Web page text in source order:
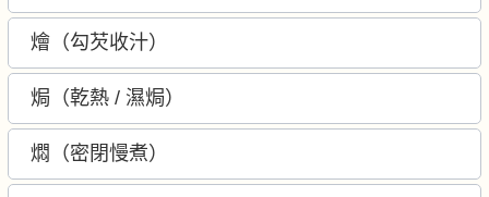
燴（勾芡收汁）
焗（乾熱 / 濕焗）
燜（密閉慢煮）